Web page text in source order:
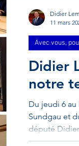
engagement
Didier
notre
Du jeudi 6 au
Sundgau et
député
Avec vous,
Didier
11 mars